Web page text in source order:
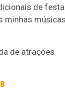
de festa
minhas
de atrações